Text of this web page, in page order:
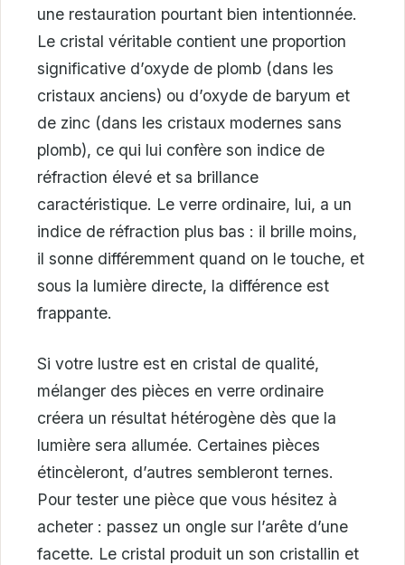
une restauration pourtant bien intentionnée.
Le cristal véritable contient une proportion
significative d’oxyde de plomb (dans les
cristaux anciens) ou d’oxyde de baryum et
de zinc (dans les cristaux modernes sans
plomb), ce qui lui confère son indice de
réfraction élevé et sa brillance
caractéristique. Le verre ordinaire, lui, a un
indice de réfraction plus bas : il brille moins,
il sonne différemment quand on le touche, et
sous la lumière directe, la différence est
frappante.
Si votre lustre est en cristal de qualité,
mélanger des pièces en verre ordinaire
créera un résultat hétérogène dès que la
lumière sera allumée. Certaines pièces
étincèleront, d’autres sembleront ternes.
Pour tester une pièce que vous hésitez à
acheter : passez un ongle sur l’arête d’une
facette. Le cristal produit un son cristallin et